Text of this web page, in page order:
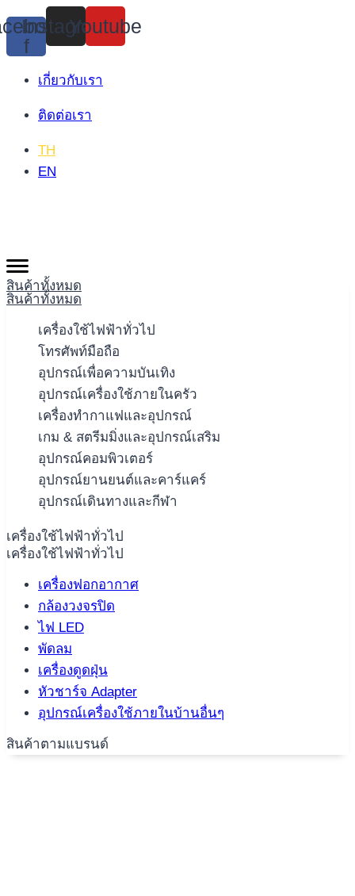
Skip
to
content
f
Instagram
Youtube
เกี่ยวกับเรา
ติดต่อเรา
TH
EN
สินค้าทั้งหมด
สินค้าทั้งหมด
เครื่องใช้ไฟฟ้าทั่วไป
โทรศัพท์มือถือ
อุปกรณ์เพื่อความบันเทิง
อุปกรณ์เครื่องใช้ภายในครัว
เครื่องทำกาแฟและอุปกรณ์
เกม & สตรีมมิ่งและอุปกรณ์เสริม
อุปกรณ์คอมพิวเตอร์
อุปกรณ์ยานยนต์และคาร์แคร์
อุปกรณ์เดินทางและกีฬา
เครื่องใช้ไฟฟ้าทั่วไป
เครื่องใช้ไฟฟ้าทั่วไป
เครื่องฟอกอากาศ
กล้องวงจรปิด
ไฟ LED
พัดลม
เครื่องดูดฝุ่น
หัวชาร์จ Adapter
อุปกรณ์เครื่องใช้ภายในบ้านอื่นๆ
สินค้าตามแบรนด์